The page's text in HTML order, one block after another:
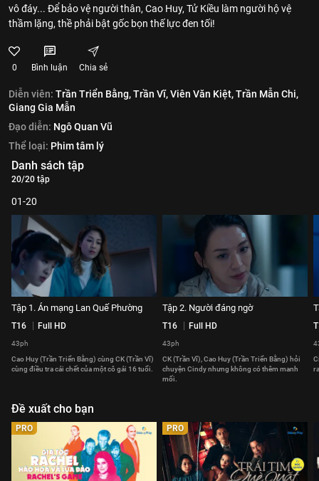
vô đáy... Để bảo vệ người thân, Cao Huy, Tử Kiều làm người hộ vệ
thầm lặng, thề phải bật gốc bọn thế lực đen tối!
0 Bình luận Chia sẻ
Diễn viên: Trần Triển Bằng,Trần Vĩ,Viên Văn Kiệt,Trần Mẫn Chi,
Giang Gia Mẫn
Đạo diễn: Ngô Quan Vũ
Thể loại: Phim tâm lý
Danh sách tập
20/20 tập
01-20
Tập 1. Án mạng Lan Quế Phường
T16 Full HD
43ph
Cao Huy (Trần Triển Bằng) cùng CK (Trần Vĩ)
cùng điều tra cái chết của một cô gái 16 tuổi.
Tập 2. Người đáng ngờ
T16 Full HD
43ph
CK (Trần Vĩ), Cao Huy (Trần Triển Bằng) hỏi
chuyện Cindy nhưng không có thêm manh
mối.
Đề xuất cho bạn
PRO PRO